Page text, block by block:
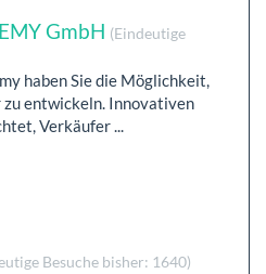
GmbH (Eindeutige
haben Sie die Möglichkeit,
entwickeln. Innovativen
Verkäufer ...
Besuche bisher: 1640)